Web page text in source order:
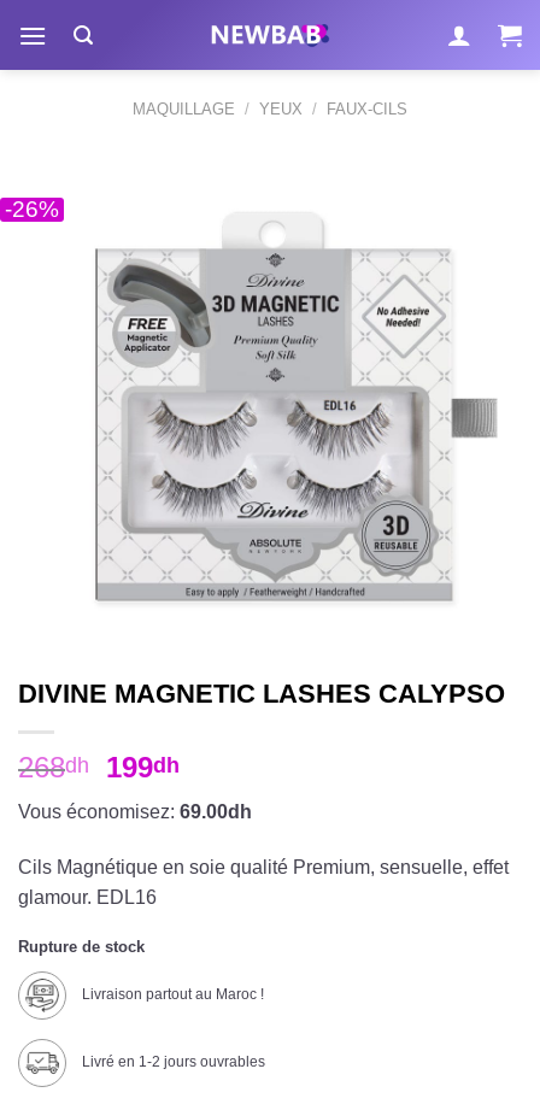
contenu
MAQUILLAGE / YEUX / FAUX-CILS
-26%
DIVINE MAGNETIC LASHES CALYPSO
268dh 199dh
Vous économisez: 69.00dh
Cils Magnétique en soie qualité Premium, sensuelle, effet
glamour. EDL16
Rupture de stock
Livraison partout au Maroc !
Livré en 1-2 jours ouvrables